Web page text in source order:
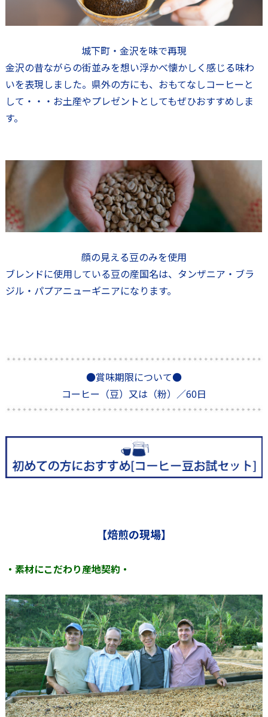
城下町・金沢を味で再現
金沢の昔ながらの街並みを想い浮かべ懐かしく感じる味わ
いを表現しました。県外の方にも、おもてなしコーヒーと
して・・・お土産やプレゼントとしてもぜひおすすめしま
す。
顔の見える豆のみを使用
ブレンドに使用している豆の産国名は、タンザニア・ブラ
ジル・パプアニューギニアになります。
●賞味期限について●
コーヒー（豆）又は（粉）／60日
【焙煎の現場】
・素材にこだわり産地契約・